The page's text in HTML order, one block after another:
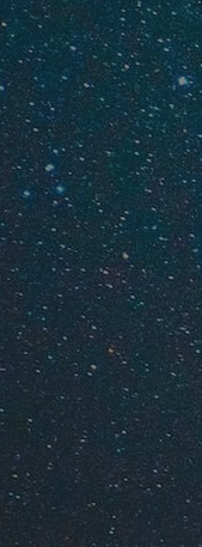
на природу
лучшего места не
подниматься в